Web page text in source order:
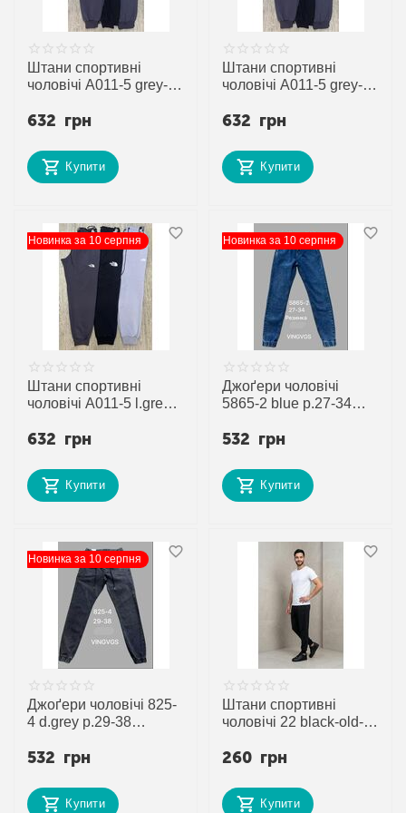
Штани спортивні
чоловічі A011-5 grey-
"Verton" недорого
постачальника
632 грн
Купити
Штани спортивні
чоловічі A011-5 grey-
"Verton" недорого
постачальника
632 грн
Купити
Новинка за 10 серпня
Штани спортивні
чоловічі A011-5 l.grey
недорого оптом від
постачальника
632 грн
Купити
Новинка за 10 серпня
Джоґери чоловічі
5865-2 blue р.27-34
оптом від прямого
532 грн
Купити
Новинка за 10 серпня
Джоґери чоловічі 825-
4 d.grey р.29-38
оптом від прямого
532 грн
Купити
Штани спортивні
чоловічі 22 black-old-3
недорого оптом від
постачальника
260 грн
Купити